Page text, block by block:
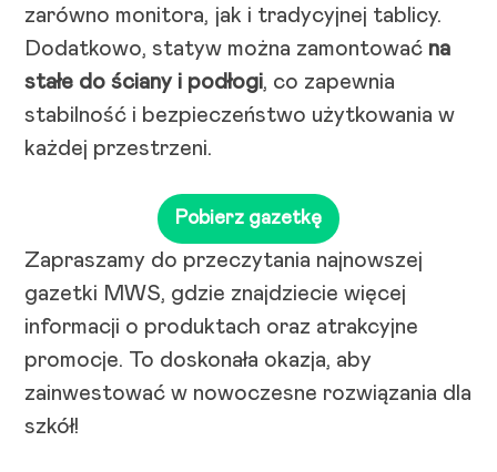
zarówno monitora, jak i tradycyjnej tablicy.
Dodatkowo, statyw można zamontować na
stałe do ściany i podłogi, co zapewnia
stabilność i bezpieczeństwo użytkowania w
każdej przestrzeni.
Pobierz gazetkę
Zapraszamy do przeczytania najnowszej
gazetki MWS, gdzie znajdziecie więcej
informacji o produktach oraz atrakcyjne
promocje. To doskonała okazja, aby
zainwestować w nowoczesne rozwiązania dla
szkół!